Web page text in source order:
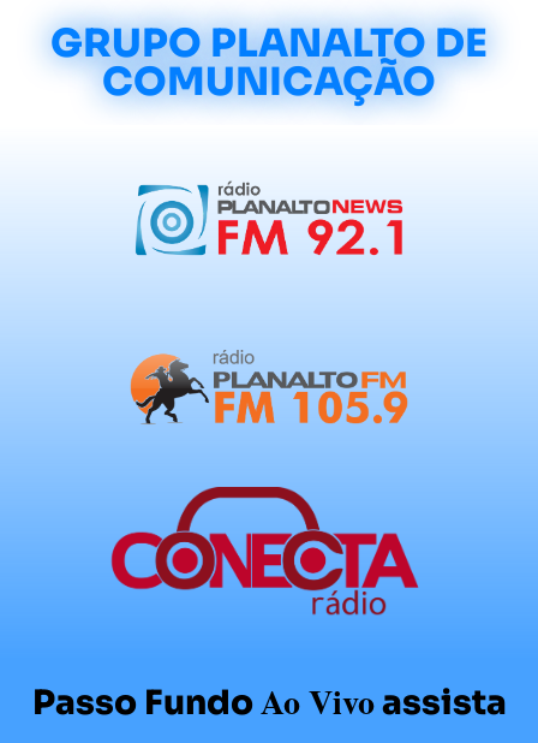
GRUPO PLANALTO DE
COMUNICAÇÃO
Passo FundoAo Vivoassista